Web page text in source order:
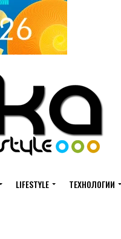
LIFESTYLE ТЕХНОЛОГИИ